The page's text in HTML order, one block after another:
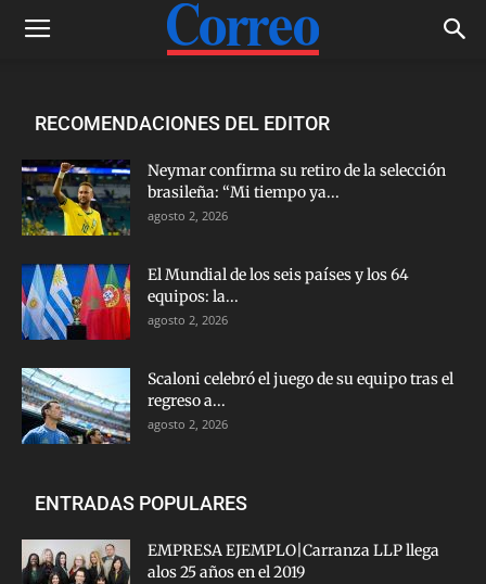
RECOMENDACIONES DEL EDITOR
Neymar confirma su retiro de la selección
brasileña: “Mi tiempo ya...
agosto 2, 2026
El Mundial de los seis países y los 64
equipos: la...
agosto 2, 2026
Scaloni celebró el juego de su equipo tras el
regreso a...
agosto 2, 2026
ENTRADAS POPULARES
EMPRESA EJEMPLO|Carranza LLP llega
alos 25 años en el 2019